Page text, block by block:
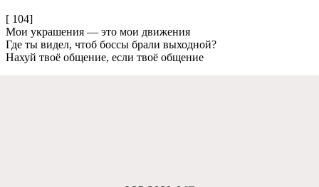
[ 104]
Мои украшения — это мои движения
Где ты видел, чтоб боссы брали выходной?
Нахуй твоё общение, если твоё общение